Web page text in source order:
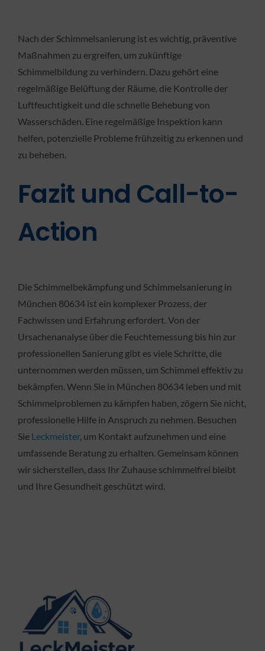
Nach der Schimmelsanierung ist es wichtig, präventive
Maßnahmen zu ergreifen, um zukünftige
Schimmelbildung zu verhindern. Dazu gehört eine
regelmäßige Belüftung der Räume, die Kontrolle der
Luftfeuchtigkeit und die schnelle Behebung von
Wasserschäden. Eine regelmäßige Inspektion kann
helfen, potenzielle Probleme frühzeitig zu erkennen und
zu beheben.
Fazit und Call-to-
Action
Die Schimmelbekämpfung und Schimmelsanierung in
München 80634 ist ein komplexer Prozess, der
Fachwissen und Erfahrung erfordert. Von der
Ursachenanalyse über die Feuchtemessung bis hin zur
professionellen Sanierung gibt es viele Schritte, die
unternommen werden müssen, um Schimmel effektiv zu
bekämpfen. Wenn Sie in München 80634 leben und mit
Schimmelproblemen zu kämpfen haben, zögern Sie nicht,
professionelle Hilfe in Anspruch zu nehmen. Besuchen
Sie Leckmeister, um Kontakt aufzunehmen und eine
umfassende Beratung zu erhalten. Gemeinsam können
wir sicherstellen, dass Ihr Zuhause schimmelfrei bleibt
und Ihre Gesundheit geschützt wird.